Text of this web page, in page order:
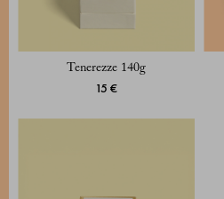
Tenerezze 140g
15 €